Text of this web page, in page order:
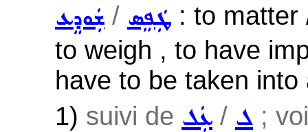
ܫܲܘܕܸܥ / ܛܲܦܸܣ : to matter
to weigh , to have
have to be taken
1) suivi de ܥܲܠ / ܠ ;